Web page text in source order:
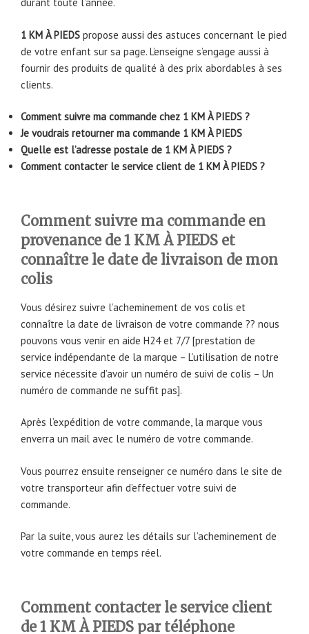
durant toute l’année.
1 KM À PIEDS propose aussi des astuces concernant le pied
de votre enfant sur sa page. L’enseigne s’engage aussi à
fournir des produits de qualité à des prix abordables à ses
clients.
Comment suivre ma commande chez 1 KM À PIEDS ?
Je voudrais retourner ma commande 1 KM À PIEDS
Quelle est l’adresse postale de 1 KM À PIEDS ?
Comment contacter le service client de 1 KM À PIEDS ?
Comment suivre ma commande en
provenance de 1 KM À PIEDS et
connaître le date de livraison de mon
colis
Vous désirez suivre l’acheminement de vos colis et
connaître la date de livraison de votre commande ?? nous
pouvons vous venir en aide H24 et 7/7 [prestation de
service indépendante de la marque – L’utilisation de notre
service nécessite d’avoir un numéro de suivi de colis – Un
numéro de commande ne suffit pas].
Après l’expédition de votre commande, la marque vous
enverra un mail avec le numéro de votre commande.
Vous pourrez ensuite renseigner ce numéro dans le site de
votre transporteur afin d’effectuer votre suivi de
commande.
Par la suite, vous aurez les détails sur l’acheminement de
votre commande en temps réel.
Comment contacter le service client
de 1 KM À PIEDS par téléphone